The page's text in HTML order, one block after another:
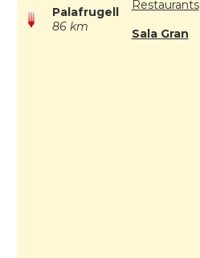
Palafrugell
86 km
Restaurants
Sala Gran